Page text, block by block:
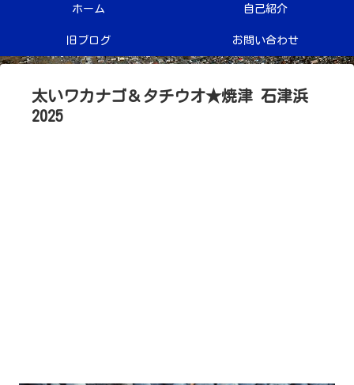
ホーム 自己紹介
旧ブログ お問い合わせ
太いワカナゴ＆タチウオ★焼津 石津浜
2025